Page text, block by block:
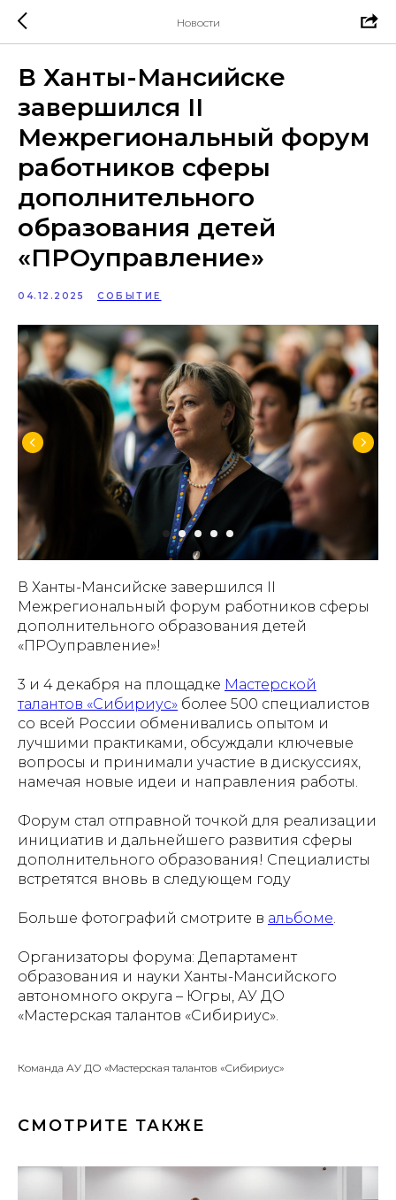
Новости
В Ханты-Мансийске
завершился II
Межрегиональный форум
работников сферы
дополнительного
образования детей
«ПРОуправление»
04.12.2025 СОБЫТИЕ
В Ханты-Мансийске завершился II
Межрегиональный форум работников сферы
дополнительного образования детей
«ПРОуправление»!
3 и 4 декабря на площадке Мастерской
талантов «Сибириус» более 500 специалистов
со всей России обменивались опытом и
лучшими практиками, обсуждали ключевые
вопросы и принимали участие в дискуссиях,
намечая новые идеи и направления работы.
Форум стал отправной точкой для реализации
инициатив и дальнейшего развития сферы
дополнительного образования! Специалисты
встретятся вновь в следующем году
Больше фотографий смотрите в альбоме.
Организаторы форума: Департамент
образования и науки Ханты-Мансийского
автономного округа – Югры, АУ ДО
«Мастерская талантов «Сибириус».
Команда АУ ДО «Мастерская талантов «Сибириус»
СМОТРИТЕ ТАКЖЕ